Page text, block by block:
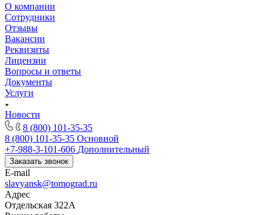
О компании
Сотрудники
Отзывы
Вакансии
Реквизиты
Лицензии
Вопросы и ответы
Документы
Услуги
Новости
8 (800) 101-35-35
8 (800) 101-35-35 Основной
+7-988-3-101-606 Дополнительный
Заказать звонок
E-mail
slavyansk@tomograd.ru
Адрес
Отдельская 322А